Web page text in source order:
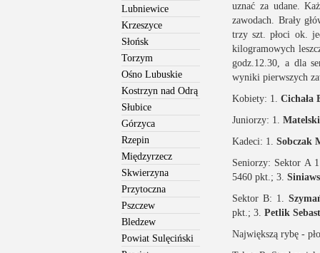
Lubniewice
Krzeszyce
Słońsk
Torzym
Ośno Lubuskie
Kostrzyn nad Odrą
Słubice
Górzyca
Rzepin
Międzyrzecz
Skwierzyna
Przytoczna
Pszczew
Bledzew
Powiat Sulęciński
uznać za udane.
zawodach. Brały
trzy szt. płoci ok.
kilogramowych
godz.12.30, a dla
wyniki pierwszych
Kobiety: 1. Cichała
Juniorzy: 1.
Kadeci: 1. Sobczak
Seniorzy: Sektor A
5460 pkt.; 3.
Sektor B: 1.
pkt.; 3. Petlik
Największą rybę -